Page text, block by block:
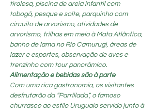
tirolesa, piscina de areia infantil com
tobogã, pesque e solte, parquinho com
circuito de arvorismo, atividades de
arvorismo, trilhas em meio à Mata Atlântica,
banho de lama no Rio Camurugi, áreas de
lazer e esportes, observação de aves e
trenzinho com tour panorâmico.
Alimentação e bebidas são à parte
Com uma rica gastronomia, os visitantes
desfrutarão da “Parrillada”, o famoso
churrasco ao estilo Uruguaio servido junto à